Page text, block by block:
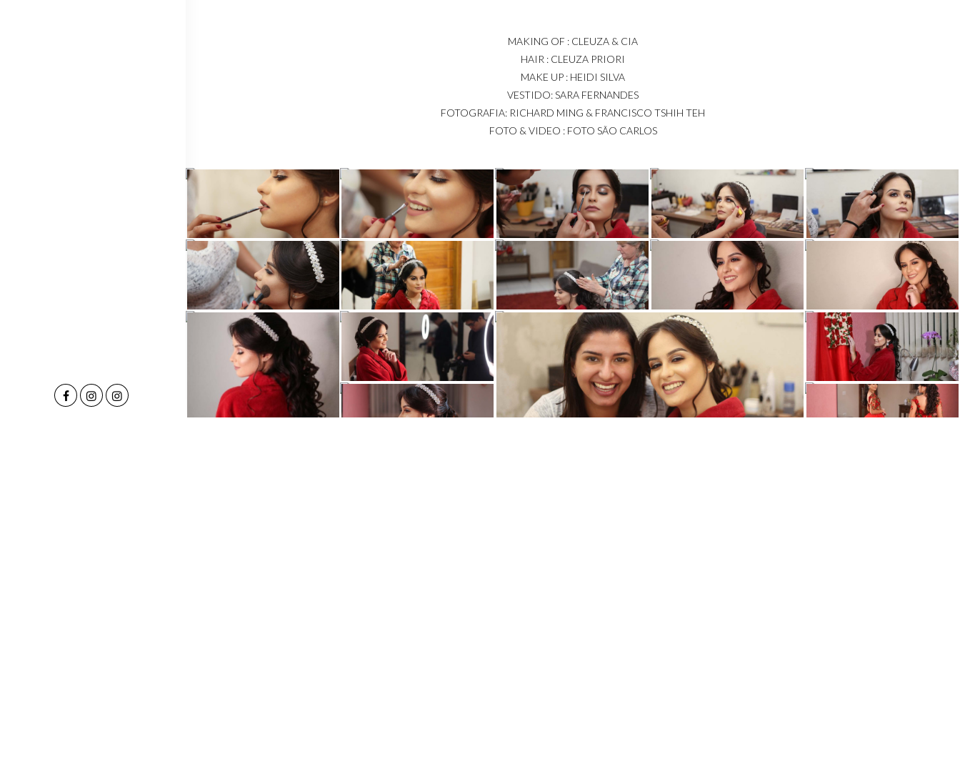
MAKING OF : CLEUZA & CIA
HAIR : CLEUZA PRIORI
MAKE UP : HEIDI SILVA
VESTIDO: SARA FERNANDES
FOTOGRAFIA: RICHARD MING & FRANCISCO TSHIH TEH
FOTO & VIDEO : FOTO SÃO CARLOS